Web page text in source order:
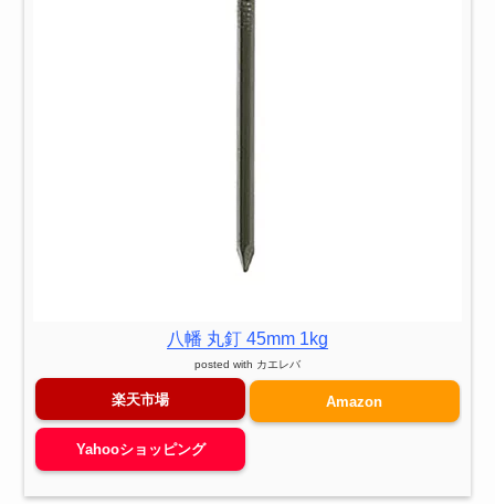
八幡 丸釘 45mm 1kg
posted with カエレバ
楽天市場 Amazon
Yahooショッピング